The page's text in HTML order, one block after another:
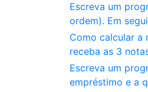
Escreva um
ordem). Em
Como calcular a
receba as 3
Escreva um
empréstimo e a